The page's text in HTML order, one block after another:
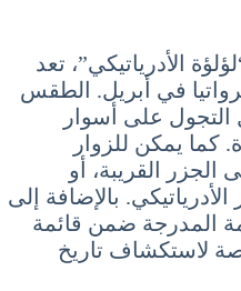
الأدرياتيكي”، تعد
في أبريل. الطقس
على أسوار
كما يمكن للزوار
الجزر القريبة، أو
بالإضافة إلى
المدرجة ضمن قائمة
لاستكشاف تاريخ